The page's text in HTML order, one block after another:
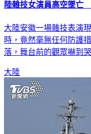
陸雜技女演員高空墜亡
大陸安徽一場雜技表演
時，竟然毫無任何防護
落，舞台前的觀眾嚇到
大陸